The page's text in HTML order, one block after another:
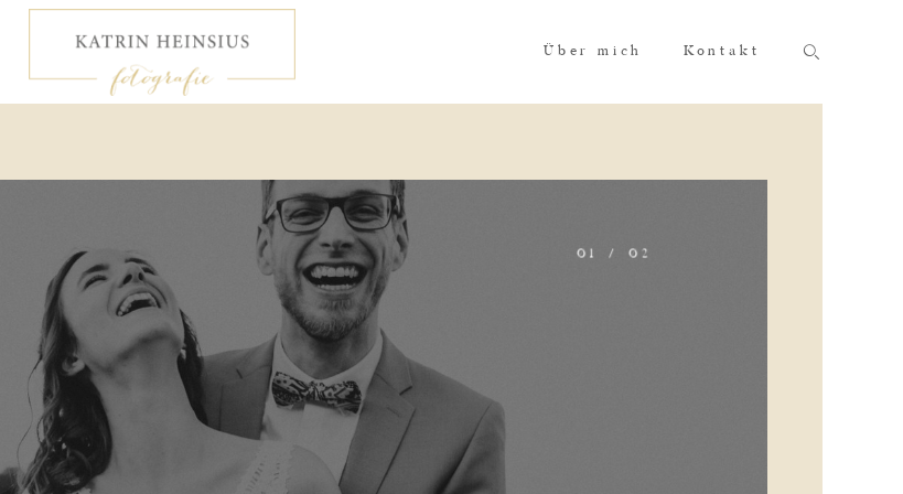
Über mich Kontakt
Ø1 / Ø2